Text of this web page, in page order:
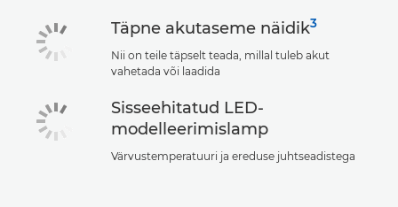
Täpne akutaseme näidik3
Nii on teile täpselt teada, millal tuleb akut
vahetada või laadida
Sisseehitatud LED-
modelleerimislamp
Värvustemperatuuri ja ereduse juhtseadistega